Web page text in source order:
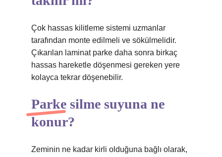
Çok hassas kilitleme sistemi uzmanlar
tarafından monte edilmeli ve sökülmelidir.
Çıkarılan laminat parke daha sonra birkaç
hassas hareketle döşenmesi gereken yere
kolayca tekrar döşenebilir.
Parke silme suyuna ne
konur?
Zeminin ne kadar kirli olduğuna bağlı olarak,